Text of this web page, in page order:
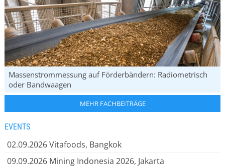
Massenstrommessung auf Förderbändern: Radiometrisch
oder Bandwaagen
MEHR FACHBEITRÄGE
EVENTS
02.09.2026Vitafoods, Bangkok
09.09.2026 Mining Indonesia 2026, Jakarta